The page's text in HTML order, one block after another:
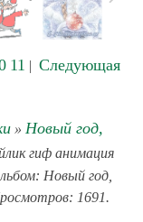
11 | Следующая
» Новый год,
гиф анимация
Новый год,
1691.